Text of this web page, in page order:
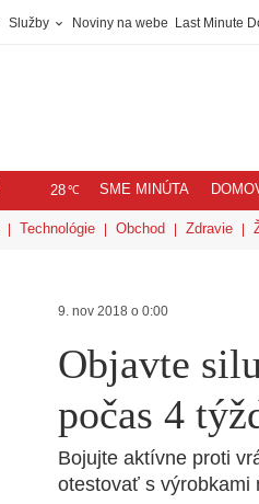
Služby Noviny na webe Last Minute
28℃ SME MINÚTA
Technológie Obchod Zdravie
9. nov 2018 o 0:00
Objavte
počas 4
Bojujte aktívne proti
otestovať s výrobkami